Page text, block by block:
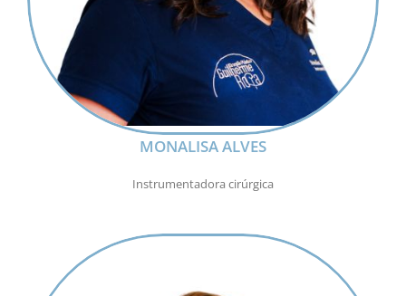
MONALISA ALVES
Instrumentadora cirúrgica